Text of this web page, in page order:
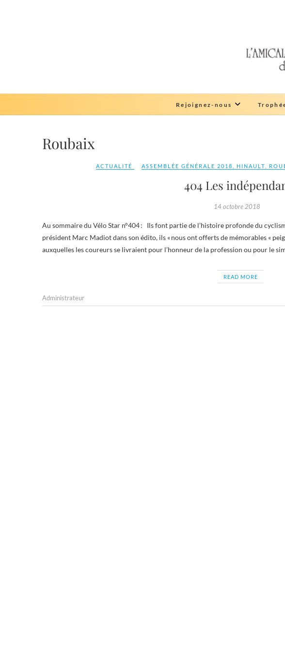
Rejoignez-nous
Roubaix
ACTUALITÉ ASSEMBLÉE GÉNÉRALE 2018 HINAULT
404 Les
14 octobre 2018
Au sommaire du Vélo Star n°404 : Ils font partie de l’histoire profonde du cyclisme. « Confrontés aux pros », comme l’écrit notre
président Marc Madiot dans son édito, ils « nous ont offerts de mémorables «
auxquelles les coureurs se livraient pour l’honneur de la profession ou pour le
READ MORE
Administrateur